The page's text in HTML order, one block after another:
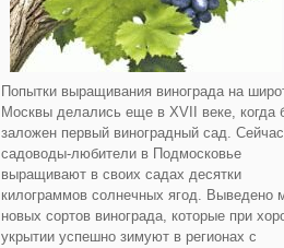
Попытки выращивания винограда на
Москвы делались еще в XVII веке, когда
заложен первый виноградный сад. Сейчас
садоводы-любители в Подмосковье
выращивают в своих садах десятки
килограммов солнечных ягод. Выведено
новых сортов винограда, которые при
укрытии успешно зимуют в регионах с